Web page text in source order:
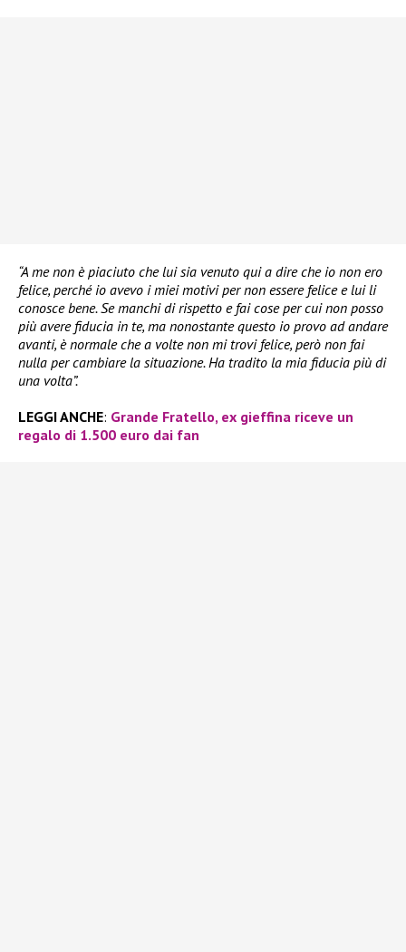
“A me non è piaciuto che lui sia venuto qui a dire che io non ero
felice, perché io avevo i miei motivi per non essere felice e lui li
conosce bene. Se manchi di rispetto e fai cose per cui non posso
più avere fiducia in te, ma nonostante questo io provo ad andare
avanti, è normale che a volte non mi trovi felice, però non fai
nulla per cambiare la situazione. Ha tradito la mia fiducia più di
una volta”.
LEGGI ANCHE: Grande Fratello, ex gieffina riceve un
regalo di 1.500 euro dai fan